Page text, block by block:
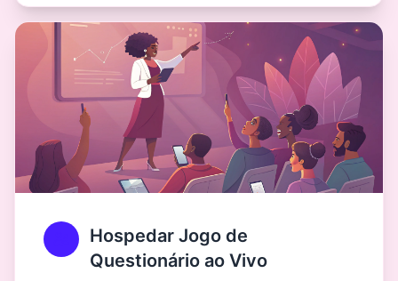
Hospedar Jogo de
Questionário ao Vivo